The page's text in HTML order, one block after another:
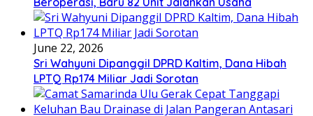
June 22, 2026
Sri Wahyuni Dipanggil DPRD Kaltim, Dana Hibah
LPTQ Rp174 Miliar Jadi Sorotan